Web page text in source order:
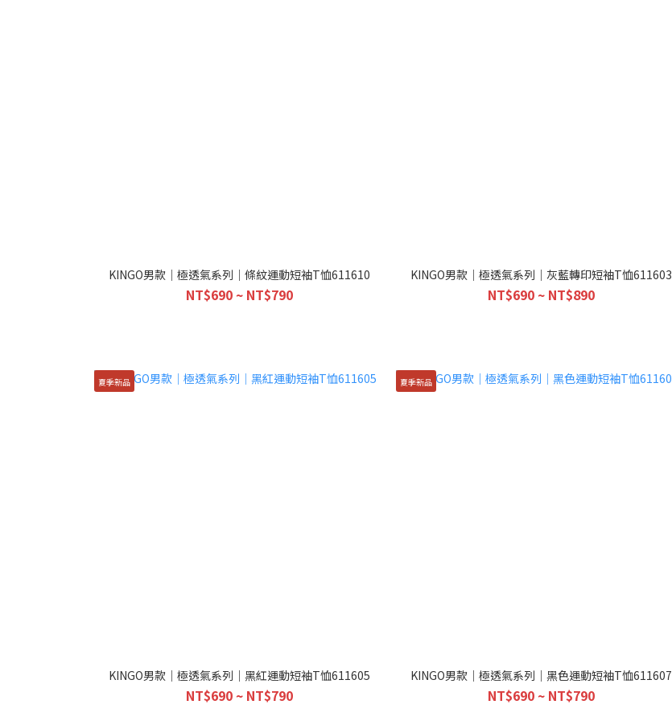
KINGO男款｜極透氣系列｜條紋運動短袖T恤611610
NT$690 ~ NT$790
KINGO男款｜極透氣系列｜灰藍轉印短袖T恤611603
NT$690 ~ NT$890
夏季新品
KINGO男款｜極透氣系列｜黑紅運動短袖T恤611605
NT$690 ~ NT$790
夏季新品
KINGO男款｜極透氣系列｜黑色運動短袖T恤611607
NT$690 ~ NT$790